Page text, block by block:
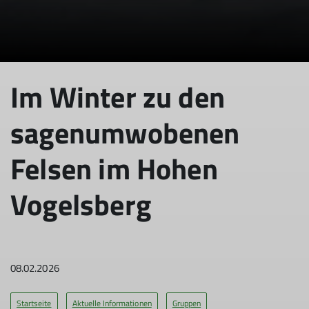
Im Winter zu den
sagenumwobenen
Felsen im Hohen
Vogelsberg
08.02.2026
Startseite Aktuelle Informationen Gruppen